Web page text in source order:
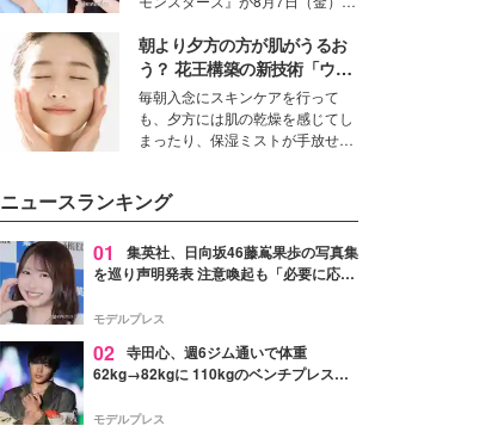
ニオン好き”という共通点を持つモ
デルの宮城舞と島村雄大の特別対
談をお届け！それぞれの視点か
ら、今作ならではの魅力や予想外
の感動をもたらす奥深いストーリ
ーについて熱く語り合ってもらっ
朝より夕方の方が肌がうるお
う？ 花王構築の新技術「ウォ
ーターキャプチャリングスキ
ン（捕水肌）」がスキンケア
の常識を変える予感
毎朝入念にスキンケアを行って
も、夕方には肌の乾燥を感じてし
まったり、保湿ミストが手放せな
性を秘めた、革新的な「Water
Capturing Skin（ウォーターキャ
プチャリングスキン：捕水肌）」
技術を、花王が構築した。
ニュースランキング
01
集英社、日向坂46藤嶌果歩の写真集
を巡り声明発表 注意喚起も「必要に応じ
モデルプレス
02 寺田心、週6ジム通いで体重
62kg→82kgに 110kgのベンチプレス持
「かっこいい」と反響
モデルプレス